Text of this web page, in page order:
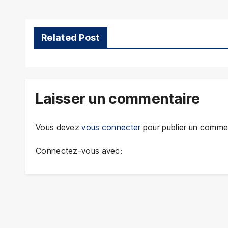
Related Post
Laisser un commentaire
Vous devezvous connecterpour publier un
Connectez-vous avec: